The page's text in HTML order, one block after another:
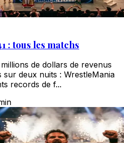
: tous les matchs
de dollars de revenus
deux nuits : WrestleMania
records de f...